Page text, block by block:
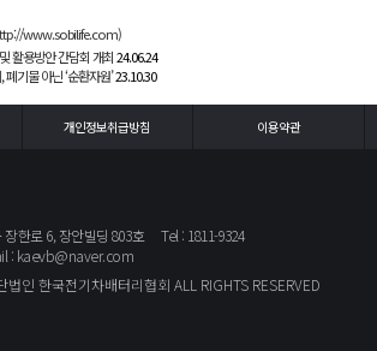
www.sobilife.com)
활용방안 간담회 개최24.06.24
기물 아닌 ‘순환자원’23.10.30
개인정보취급방침 이용약관
한로 6, 장안빌딩 803호
Tel : 1811-9324
: kaevb@naver.com
인 한국전기차배터리협회 ALL RIGHTS RESERVED